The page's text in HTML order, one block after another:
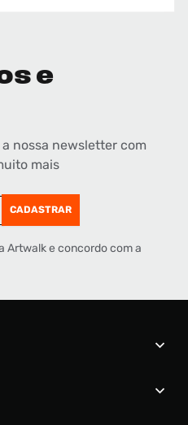
e
nossa newsletter com
mais
CADASTRAR
Artwalk e concordo com a